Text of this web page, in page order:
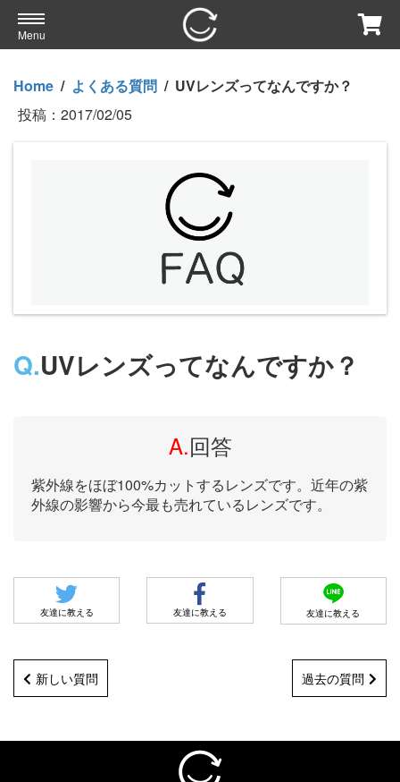
Menu
Home / よくある質問 / UVレンズってなんですか？
投稿： 2017/02/05
Q.UVレンズってなんですか？
A.回答
紫外線をほぼ100%カットするレンズです。近年の紫
外線の影響から今最も売れているレンズです。
友達に教える 友達に教える 友達に教える
新しい質問 過去の質問